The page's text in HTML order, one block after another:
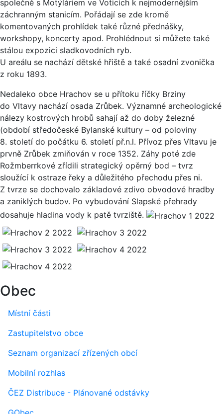
společně s Motýláriem ve Voticích k nejmodernějším
záchranným stanicím. Pořádají se zde kromě
komentovaných prohlídek také různé přednášky,
workshopy, koncerty apod. Prohlédnout si můžete také
stálou expozici sladkovodních ryb.
U areálu se nachází dětské hřiště a také osadní zvonička
z roku 1893.
Nedaleko obce Hrachov se u přítoku říčky Brziny
do Vltavy nachází osada Zrůbek. Významné archeologické
nálezy kostrových hrobů sahají až do doby železné
(období středočeské Bylanské kultury – od poloviny
8. století do počátku 6. století př.n.l. Přívoz přes Vltavu je
prvně Zrůbek zmiňován v roce 1352. Záhy poté zde
Rožmberrkové zřídili strategický opěrný bod – tvrz
sloužící k ostraze řeky a důležitého přechodu přes ni.
Z tvrze se dochovalo základové zdivo obvodové hradby
a zaniklých budov. Po vybudování Slapské přehrady
dosahuje hladina vody k patě tvrziště.
Obec
Místní části
Zastupitelstvo obce
Seznam organizací zřízených obcí
Mobilní rozhlas
ČEZ Distribuce - Plánované odstávky